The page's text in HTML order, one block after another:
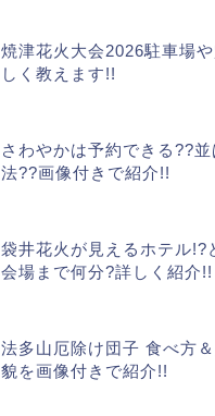
焼津花火大会2026駐車場
しく教えます!!
さわやかは予約できる??
法??画像付きで紹介!!
袋井花火が見えるホテル!?
会場まで何分?詳しく紹介!!
法多山厄除け団子 食べ方
貌を画像付きで紹介!!